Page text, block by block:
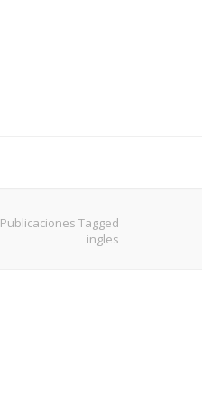
Publicaciones Tagged
ingles